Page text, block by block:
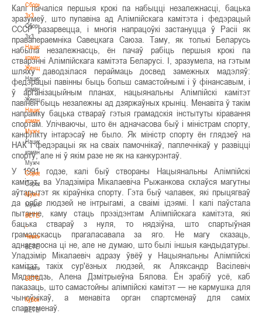
Сборные
3х3
Сборные
3х3
Национальная
команда.
Женщины
Национальная
команда.
Женщины
Национальная
команда.
Мужчины
Национальная
команда.
Мужчины
Соревнования
Соревнования
Мужчины
Мужчины
BETERA
-
Чемпионат
BETERA
-
Чемпионат
BETERA
-
Кубок
BETERA
Калі пачаліся першыя крокі па набыцці незалежнасці, бацька
зразумеў, што пупавіна ад Алімпійскага камітэта і федэрацый
СССР разарвецца, і многія напрацоўкі застануцца ў Расіі як
правапераемніка Савецкага Саюза. Таму, як толькі Беларусь
набыла незалежнасць, ён пачаў рабіць першыя крокі па
стварэнні Алімпійскага камітэта Беларусі. І, зразумела, на гэтым
шляху даводзілася пераймаць досвед замежных мадэляў:
федэрацыі павінны быць больш самастойнымі і ў фінансавым, і
ў арганізацыйным планах, нацыянальны Алімпійскі камітэт
павінен быць незалежны ад дзяржаўных крыніц. Менавіта ў такім
напрамку бацька ствараў гэтыя грамадскія інстытуты кіравання
спортам. Улічваючы, што ён адначасова быў і міністрам спорту,
канфлікту інтарэсаў не было. Як міністр спорту ён глядзеў на
НАК і федэрацыі як на сваіх памочнікаў, паплечнікаў у развіцці
спорту, але ні ў якім разе не як на канкурэнтаў.
У 1991 годзе, калі быў створаны Нацыянальны Алімпійскі
камітэт, ва Уладзіміра Мікалаевіча Рыжанкова склаўся магутны
аўтарытэт як кіраўніка спорту. Гэта быў чалавек, які прыцягваў
да сябе людзей не інтрыгамі, а сваімі ідэямі. І калі паўстала
пытанне, каму стаць прэзідэнтам Алімпійскага камітэта, які
бацька ствараў з нуля, то нядзіўна, што спартыўная
грамадскасць прагаласавала за яго. Не магу сказаць,
аднагалосна ці не, але не думаю, што былі іншыя кандыдатуры.
Уладзімір Мікалаевіч адразу ўвёў у Нацыянальны Алімпійскі
камітэт такіх сур'ёзных людзей, як Аляксандр Васілевіч
Мядзведзь, Алена Дзмітрыеўна Бялова. Ён зрабіў усё, каб
паказаць, што самастойны алімпійскі камітэт — не кармушка для
чыноўнікаў, а менавіта орган спартсменаў для саміх
спартсменаў.